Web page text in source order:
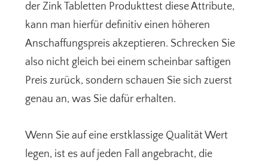
der Zink Tabletten Produkttest diese Attribute,
kann man hierfür definitiv einen höheren
Anschaffungspreis akzeptieren. Schrecken Sie
also nicht gleich bei einem scheinbar saftigen
Preis zurück, sondern schauen Sie sich zuerst
genau an, was Sie dafür erhalten.
Wenn Sie auf eine erstklassige Qualität Wert
legen, ist es auf jeden Fall angebracht, die